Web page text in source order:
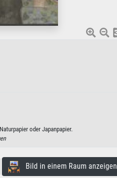
oder Japanpapier.
Bild in einem Raum anzeigen